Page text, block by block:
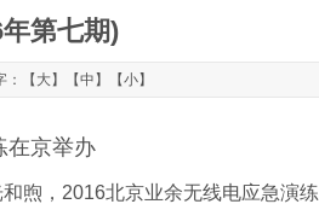
第七期)
【 大】【中 】【小】
在京举办
煦， 2016北京业余无线电应急演练